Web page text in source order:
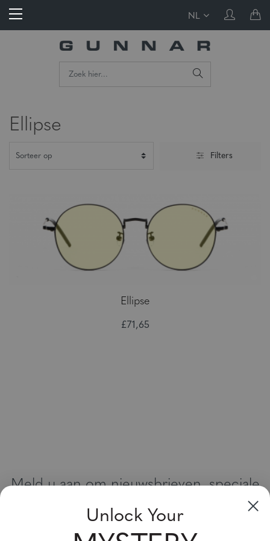
NL
Ellipse
Filters
Ellipse
£71,65
Meld u aan om nieuwsbrieven, speciale
aanbiedingen en kortingsbonnen te
ontvangen
Vul uw email adres in en schrijf u in!
Unlock Your